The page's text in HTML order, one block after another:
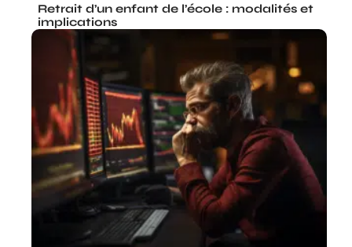
Retrait d’un enfant de l’école : modalités et
implications